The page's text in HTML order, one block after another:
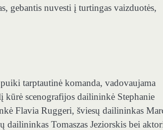
gebantis nuvesti į turtingas vaizduotės,
tarptautinė komanda, vadovaujama
kūrė scenografijos dailininkė Stephanie
Flavia Ruggeri, šviesų dailininkas
Tomaszas Jeziorskis bei